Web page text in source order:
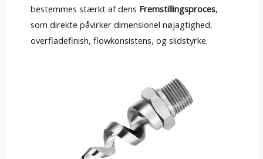
bestemmes stærkt af dens Fremstillingsproces,
som direkte påvirker dimensionel nøjagtighed,
overfladefinish, flowkonsistens, og slidstyrke.